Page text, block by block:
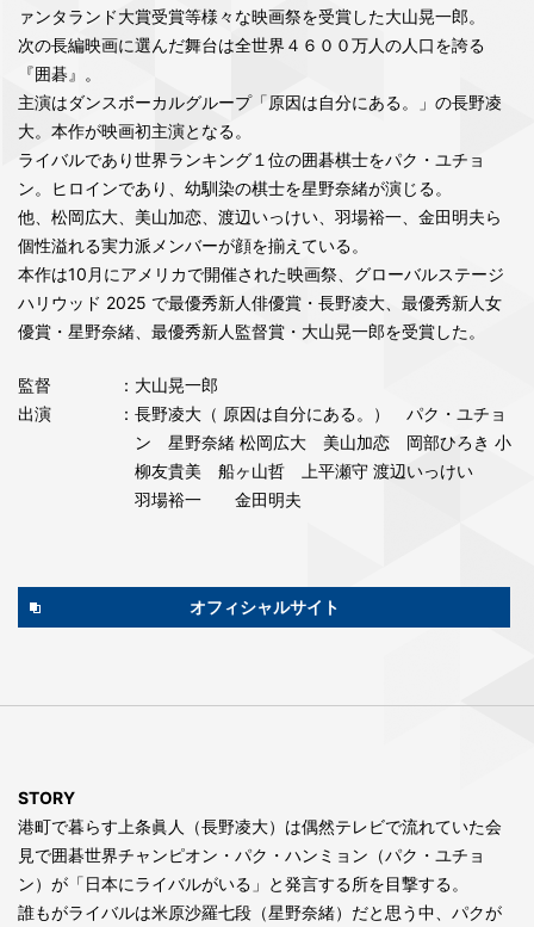
ァンタランド大賞受賞等様々な映画祭を受賞した大山晃一郎。
次の長編映画に選んだ舞台は全世界４６００万人の人口を誇る
『囲碁』。
主演はダンスボーカルグループ「原因は自分にある。」の長野凌
大。本作が映画初主演となる。
ライバルであり世界ランキング１位の囲碁棋士をパク・ユチョ
ン。ヒロインであり、幼馴染の棋士を星野奈緒が演じる。
他、松岡広大、美山加恋、渡辺いっけい、羽場裕一、金田明夫ら
個性溢れる実力派メンバーが顔を揃えている。
本作は10月にアメリカで開催された映画祭、グローバルステージ
ハリウッド 2025 で最優秀新人俳優賞・長野凌大、最優秀新人女
優賞・星野奈緒、最優秀新人監督賞・大山晃一郎を受賞した。
監督
：大山晃一郎
出演
：長野凌大（ 原因は自分にある。） パク・ユチョ
ン 星野奈緒 松岡広大 美山加恋 岡部ひろき 小
柳友貴美 船ヶ山哲 上平瀬守 渡辺いっけい
羽場裕一 金田明夫
オフィシャルサイト
STORY
港町で暮らす上条眞人（長野凌大）は偶然テレビで流れていた会
見で囲碁世界チャンピオン・パク・ハンミョン（パク・ユチョ
ン）が「日本にライバルがいる」と発言する所を目撃する。
誰もがライバルは米原沙羅七段（星野奈緒）だと思う中、パクが